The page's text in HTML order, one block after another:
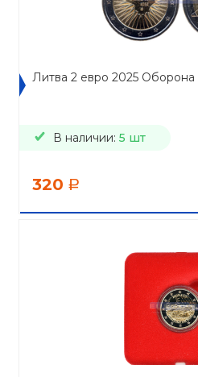
Литва 2 евро 2025 Оборона
В наличии: 5 шт
320 a